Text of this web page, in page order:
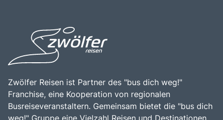
Zwölfer Reisen ist Partner des "bus dich weg!"
Franchise, eine Kooperation von regionalen
Busreiseveranstaltern. Gemeinsam bietet die "bus dich
weg!" Gruppe eine Vielzahl Reisen und Destinationen